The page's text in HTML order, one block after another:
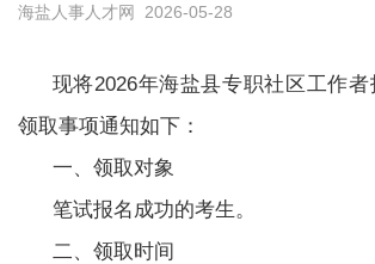
海盐人事人才网 2026-05-28
现将2026年海盐县专职社区工作
领取事项通知如下：
一、领取对象
笔试报名成功的考生。
二、领取时间